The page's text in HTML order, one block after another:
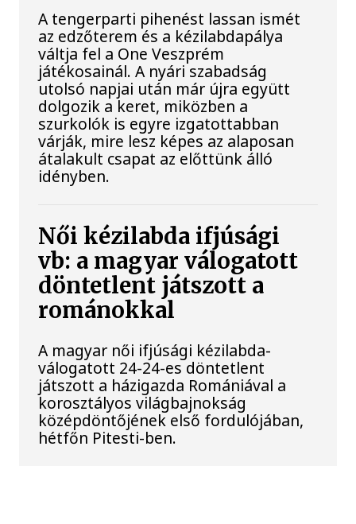
A tengerparti pihenést lassan ismét
az edzőterem és a kézilabdapálya
váltja fel a One Veszprém
játékosainál. A nyári szabadság
utolsó napjai után már újra együtt
dolgozik a keret, miközben a
szurkolók is egyre izgatottabban
várják, mire lesz képes az alaposan
átalakult csapat az előttünk álló
idényben.
Női kézilabda ifjúsági
vb: a magyar válogatott
döntetlent játszott a
románokkal
A magyar női ifjúsági kézilabda-
válogatott 24-24-es döntetlent
játszott a házigazda Romániával a
korosztályos világbajnokság
középdöntőjének első fordulójában,
hétfőn Pitesti-ben.